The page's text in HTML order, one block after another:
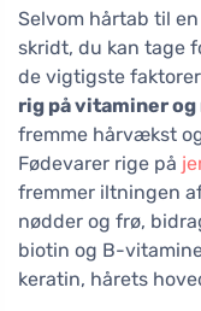
Selvom hårtab til
skridt, du kan tage
de vigtigste
rig på vitaminer
fremme hårvækst
Fødevarer rige på
fremmer iltningen
nødder og frø,
biotin og B-
keratin, hårets